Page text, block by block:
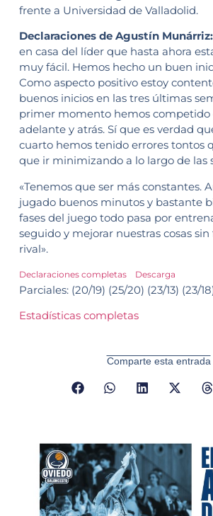
frente a Universidad de Valladolid.
Declaraciones de Agustín Munárriz:
en casa del líder que hasta ahora
muy fácil. Hemos hecho un buen
Como aspecto positivo estoy
buenos inicios en las tres últimas
primer momento hemos competido
adelante y atrás. Sí que es verdad
cuarto hemos tenido errores tontos
que ir minimizando a lo largo de las
«Tenemos que ser más constantes.
jugado buenos minutos y bastante
fases del juego todo pasa por
seguido y mejorar nuestras cosas
rival».
Declaraciones completas Descarga
Parciales: (20/19) (25/20) (23/13) (23/
Estadísticas completas
Comparte esta entrada